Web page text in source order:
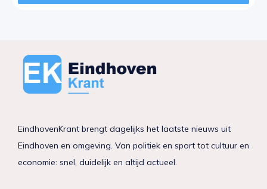
EindhovenKrant brengt dagelijks het laatste nieuws uit
Eindhoven en omgeving. Van politiek en sport tot cultuur en
economie: snel, duidelijk en altijd actueel.